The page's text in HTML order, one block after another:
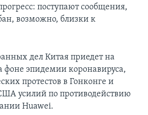
поступают сообщения,
возможно, близки к
дел Китая приедет на
эпидемии коронавируса,
протестов в Гонконге и
усилий по противодействию
Huawei.